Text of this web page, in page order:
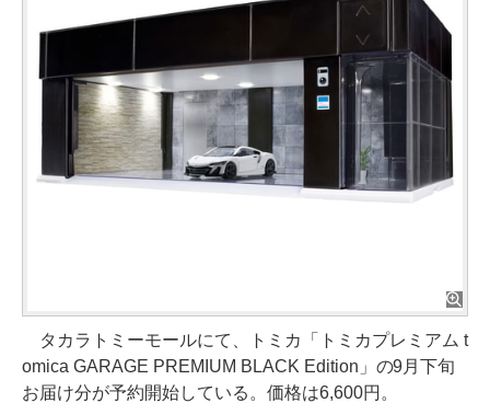
タカラトミーモールにて、トミカ「トミカプレミアム t
omica GARAGE PREMIUM BLACK Edition」の9月下旬
お届け分が予約開始している。価格は6,600円。